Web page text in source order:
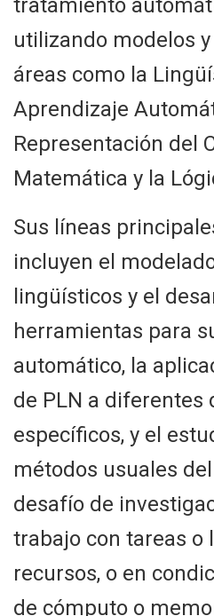
tratamiento
utilizando modelos
áreas como la
Aprendizaje
Representación del
Matemática y la
Sus líneas
incluyen el
lingüísticos y el
herramientas para
automático, la
de PLN a diferentes
específicos, y el
métodos usuales
desafío de
trabajo con tareas o
recursos, o en
de cómputo o